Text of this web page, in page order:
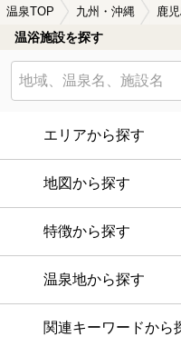
温泉TOP 九州・沖縄 鹿
温浴施設を探す
エリアから探す
地図から探す
特徴から探す
温泉地から探す
関連キーワードから